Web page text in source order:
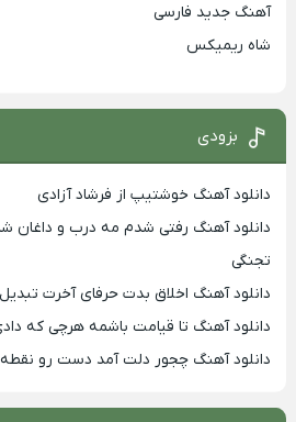
آهنگ جدید فارسی
شاه ریمیکس
بزودی
دانلود آهنگ خوشتیپ از فرشاد آزادی
دانلود آهنگ رفتی شدم مه درب و داغان
تجنگی
دانلود آهنگ اخلاق بدت حرفای آخرت تبدیل
دانلود آهنگ تا قیامت باشمه هرچی که دادی
دانلود آهنگ چجور دلت آمد دست رو نقطه